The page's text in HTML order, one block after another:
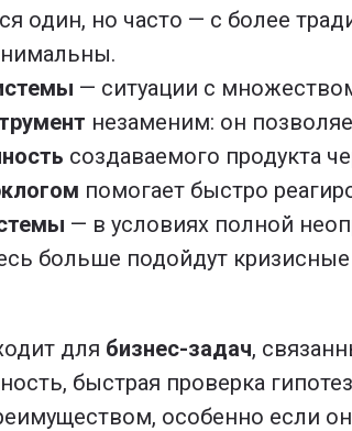
один, но часто — с более
— ситуации с
незаменим: он
создаваемого продукта
помогает быстро
— в условиях полной
больше подойдут кризисные
для бизнес-задач,
быстрая проверка
особенно если